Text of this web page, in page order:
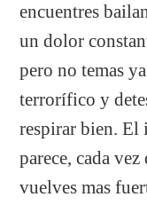
encuentres
un dolor
pero no temas
terrorífico y
respirar bien. El
parece, cada
vuelves mas